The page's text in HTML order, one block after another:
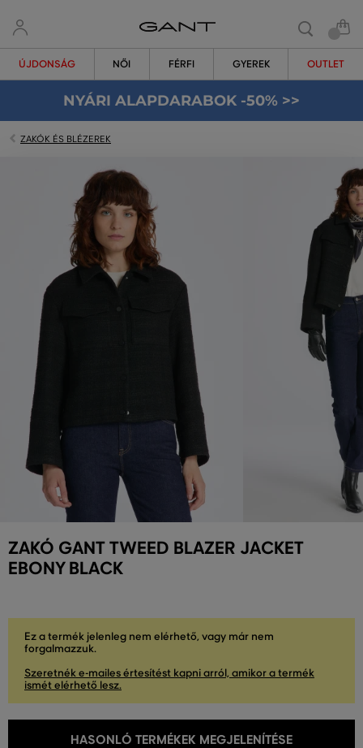
ÚJDONSÁG NŐI FÉRFI GYEREK OUTLET
NYÁRI ALAPDARABOK -50% >>
ZAKÓK ÉS BLÉZEREK
ZAKÓ GANT TWEED BLAZER JACKET
EBONY BLACK
Ez a termék jelenleg nem elérhető, vagy már nem
forgalmazzuk.
Szeretnék e-mailes értesítést kapni arról, amikor a termék
ismét elérhető lesz.
HASONLÓ TERMÉKEK MEGJELENÍTÉSE